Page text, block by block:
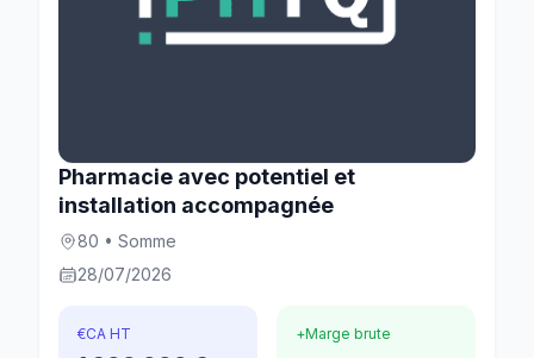
Pharmacie avec potentiel et
installation accompagnée
80 • Somme
28/07/2026
€CA HT +Marge brute